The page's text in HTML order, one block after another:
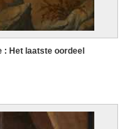
: Het laatste oordeel